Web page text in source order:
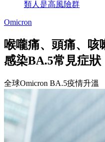
類人是高風險群
Omicron
喉嚨痛、頭痛、咳
感染BA.5常見症狀
全球Omicron BA.5疫情升溫